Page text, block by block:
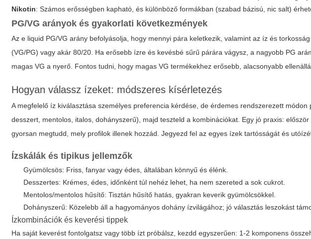
Nikotin: Számos erősségben kapható, és különböző formákban (szabad bázisú, nic salt)
PG/VG arányok és gyakorlati következmények
Aze liquid PG/VG arány befolyásolja, hogy mennyi pára keletkezik, valamint az íz és
(VG/PG) vagy akár 80/20. Ha erősebb ízre és kevésbé sűrű párára vágysz, a nagyobb PG
magas VG a nyerő. Fontos tudni, hogy magas VG termékekhez erősebb, alacsonyabb
Hogyan válassz ízeket: módszeres kísérletezés
A megfelelő íz kiválasztása személyes preferencia kérdése, de érdemes rendszerezett
desszert, mentolos, italos, dohányszerű), majd teszteld a kombinációkat. Egy jó praxis:
gyorsan megtudd, mely profilok illenek hozzád. Jegyezd fel az egyes ízek tartósságát és
Ízskálák és tipikus jellemzők
Gyümölcsös: Friss, fanyar vagy édes, általában könnyű és élénk.
Desszertes: Krémes, édes, időnként túl nehéz lehet, ha nem szereted a sok cukrot.
Mentolos/mentolos hűsítő: Tisztán hűsítő hatás, gyakran keverik gyümölcsökkel.
Dohányszerű: Közelebb áll a hagyományos dohány ízvilágához; jó választás leszokást
Ízkombinációk és keverési tippek
Ha saját keverést fontolgatsz vagy több ízt próbálsz, kezdd egyszerűen: 1-2 komponens